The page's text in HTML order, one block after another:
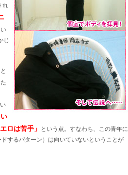
れ
じ
ロは苦手」
という点。すなわち、この青年に
するパターン）は向いていないということが